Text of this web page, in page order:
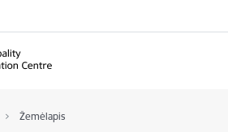
Žemėlapis